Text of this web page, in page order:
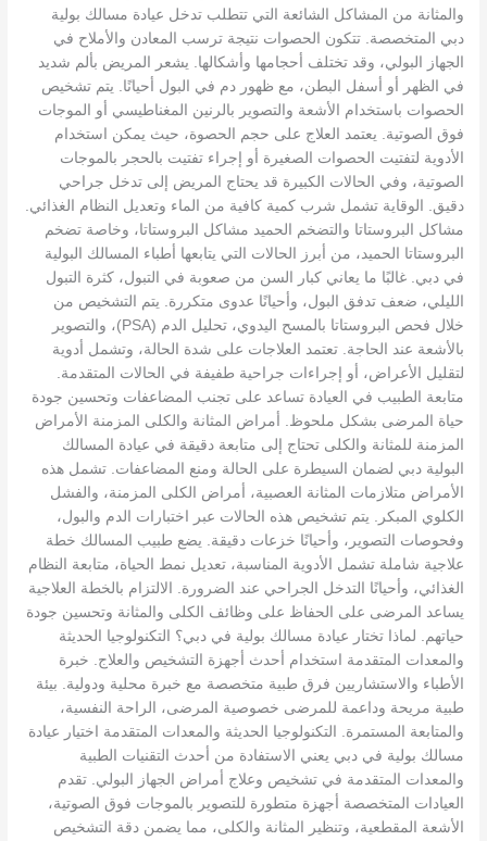
والمثانة من المشاكل الشائعة التي تتطلب تدخل عيادة مسالك بولية
دبي المتخصصة. تتكون الحصوات نتيجة ترسب المعادن والأملاح في
الجهاز البولي، وقد تختلف أحجامها وأشكالها. يشعر المريض بألم شديد
في الظهر أو أسفل البطن، مع ظهور دم في البول أحيانًا. يتم تشخيص
الحصوات باستخدام الأشعة والتصوير بالرنين المغناطيسي أو الموجات
فوق الصوتية. يعتمد العلاج على حجم الحصوة، حيث يمكن استخدام
الأدوية لتفتيت الحصوات الصغيرة أو إجراء تفتيت بالحجر بالموجات
الصوتية، وفي الحالات الكبيرة قد يحتاج المريض إلى تدخل جراحي
دقيق. الوقاية تشمل شرب كمية كافية من الماء وتعديل النظام الغذائي.
مشاكل البروستاتا والتضخم الحميد مشاكل البروستاتا، وخاصة تضخم
البروستاتا الحميد، من أبرز الحالات التي يتابعها أطباء المسالك البولية
في دبي. غالبًا ما يعاني كبار السن من صعوبة في التبول، كثرة التبول
الليلي، ضعف تدفق البول، وأحيانًا عدوى متكررة. يتم التشخيص من
خلال فحص البروستاتا بالمسح اليدوي، تحليل الدم (PSA)، والتصوير
بالأشعة عند الحاجة. تعتمد العلاجات على شدة الحالة، وتشمل أدوية
لتقليل الأعراض، أو إجراءات جراحية طفيفة في الحالات المتقدمة.
متابعة الطبيب في العيادة تساعد على تجنب المضاعفات وتحسين جودة
حياة المرضى بشكل ملحوظ. أمراض المثانة والكلى المزمنة الأمراض
المزمنة للمثانة والكلى تحتاج إلى متابعة دقيقة في عيادة المسالك
البولية دبي لضمان السيطرة على الحالة ومنع المضاعفات. تشمل هذه
الأمراض متلازمات المثانة العصبية، أمراض الكلى المزمنة، والفشل
الكلوي المبكر. يتم تشخيص هذه الحالات عبر اختبارات الدم والبول،
وفحوصات التصوير، وأحيانًا خزعات دقيقة. يضع طبيب المسالك خطة
علاجية شاملة تشمل الأدوية المناسبة، تعديل نمط الحياة، متابعة النظام
الغذائي، وأحيانًا التدخل الجراحي عند الضرورة. الالتزام بالخطة العلاجية
يساعد المرضى على الحفاظ على وظائف الكلى والمثانة وتحسين جودة
حياتهم. لماذا تختار عيادة مسالك بولية في دبي؟ التكنولوجيا الحديثة
والمعدات المتقدمة استخدام أحدث أجهزة التشخيص والعلاج. خبرة
الأطباء والاستشاريين فرق طبية متخصصة مع خبرة محلية ودولية. بيئة
طبية مريحة وداعمة للمرضى خصوصية المرضى، الراحة النفسية،
والمتابعة المستمرة. التكنولوجيا الحديثة والمعدات المتقدمة اختيار عيادة
مسالك بولية في دبي يعني الاستفادة من أحدث التقنيات الطبية
والمعدات المتقدمة في تشخيص وعلاج أمراض الجهاز البولي. تقدم
العيادات المتخصصة أجهزة متطورة للتصوير بالموجات فوق الصوتية،
الأشعة المقطعية، وتنظير المثانة والكلى، مما يضمن دقة التشخيص